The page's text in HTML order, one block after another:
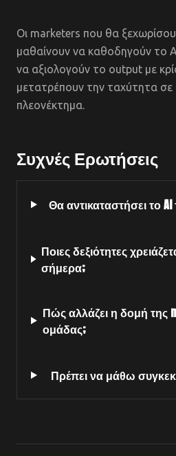
Οι marketers που θα
μαθαίνουν να καθοδηγούν το
να αξιολογούν το output με
μετατρέπουν την ταχύτητα σε
πλεονέκτημα.
Συχνές Ερωτήσεις
Θα αντικαταστήσει το
Ποιες δεξιότητες
σήμερα;
Πώς αλλάζει η δομή της
ομάδας;
Πρέπει να μάθω